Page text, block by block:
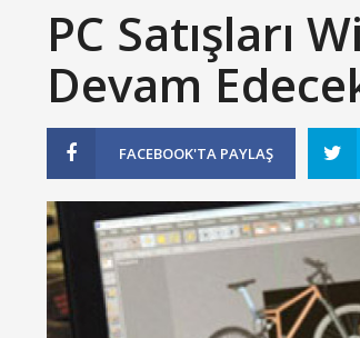
PC Satışları
Devam
FACEBOOK'TA PAYLAŞ